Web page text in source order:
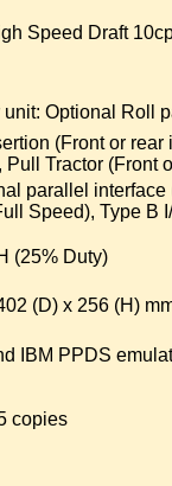
Speed Draft
unit: Optional Roll
(Front or
Pull Tractor (Front
parallel
Speed), Type B
(25% Duty)
(D) x 256 (H)
IBM PPDS
copies